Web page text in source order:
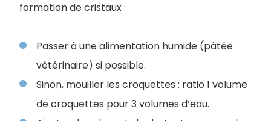
formation de cristaux :
Passer à une alimentation humide (pâtée
vétérinaire) si possible.
Sinon, mouiller les croquettes : ratio 1 volume
de croquettes pour 3 volumes d’eau.